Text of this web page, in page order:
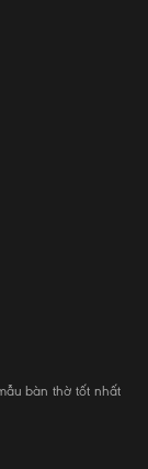
bàn thờ tốt nhất